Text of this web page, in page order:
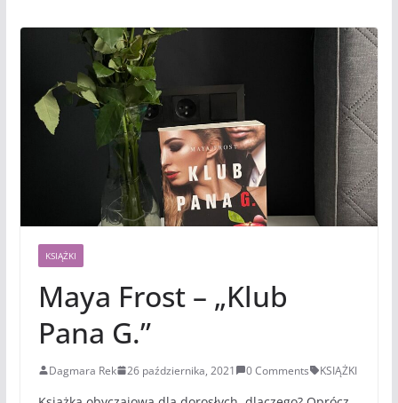
KSIĄŻKI
Maya Frost – „Klub
Pana G.”
Dagmara Rek 26 października, 2021 0 Comments KSIĄŻKI